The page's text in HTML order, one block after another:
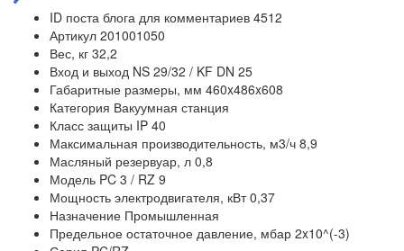
ID поста блога для комментариев 4512
Артикул 201001050
Вес, кг 32,2
Вход и выход NS 29/32 / KF DN 25
Габаритные размеры, мм 460x486x608
Категория Вакуумная станция
Класс защиты IP 40
Максимальная производительность, м3/ч 8,9
Масляный резервуар, л 0,8
Модель PC 3 / RZ 9
Мощность электродвигателя, кВт 0,37
Назначение Промышленная
Предельное остаточное давление, мбар 2x10^(-3)